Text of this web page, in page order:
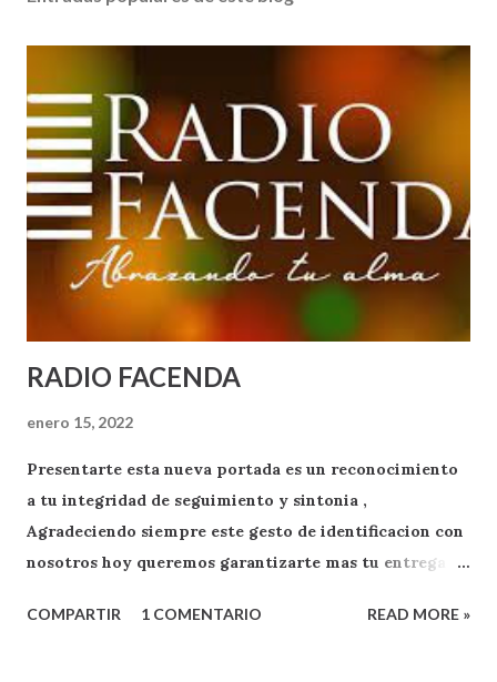
RADIO FACENDA
enero 15, 2022
Presentarte esta nueva portada es un reconocimiento
a tu integridad de seguimiento y sintonia ,
Agradeciendo siempre este gesto de identificacion con
nosotros hoy queremos garantizarte mas tu entrega
.
COMPARTIR 1 COMENTARIO READ MORE »